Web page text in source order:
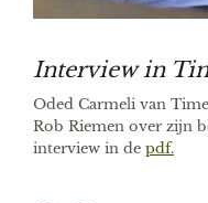
Interview in
Oded Carmeli van
Rob Riemen over zijn
interview in de pdf.